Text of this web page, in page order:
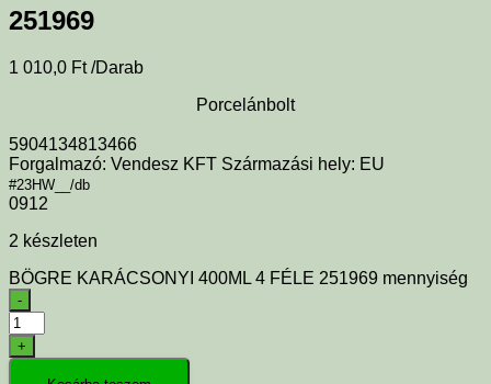
251969
1 010,0 Ft /Darab
Porcelánbolt
5904134813466
Forgalmazó: Vendesz KFT Származási hely: EU
#23HW__/db
0912
2 készleten
BÖGRE KARÁCSONYI 400ML 4 FÉLE 251969 mennyiség
-
+